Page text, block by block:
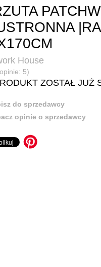
House
5)
ZOSTAŁ JUŻ
do sprzedawcy
opinie o sprzedawcy